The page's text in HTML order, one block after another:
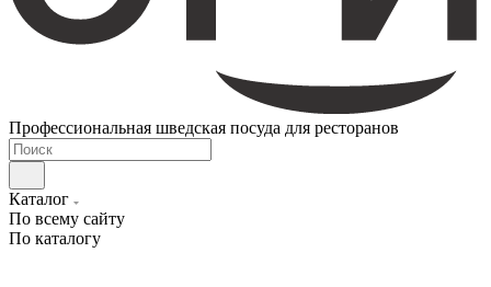
Профессиональная шведская посуда для ресторанов
Каталог
По всему сайту
По каталогу